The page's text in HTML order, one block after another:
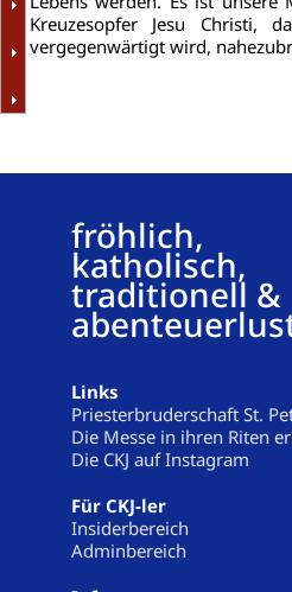
Kreuzesopfer Jesu Christi,
vergegenwärtigt wird,
fröhlich,
katholisch,
traditionell &
Links
Priesterbruderschaft St.
Die Messe in ihren Riten
Die CKJ auf Instagram
Für CKJ-ler
Insiderbereich
Adminbereich